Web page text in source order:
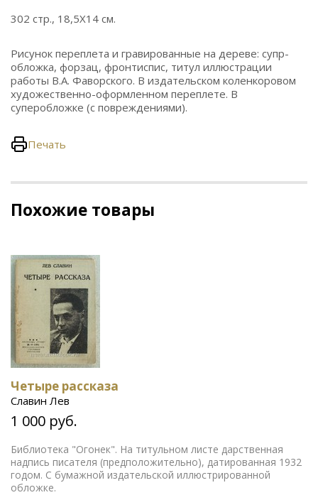
302 стр., 18,5Х14 см.
Рисунок переплета и гравированные на дереве: супр-
обложка, форзац, фронтиспис, титул иллюстрации
работы В.А. Фаворского. В издательском коленкоровом
художественно-оформленном переплете. В
суперобложке (с повреждениями).
Печать
Похожие товары
Четыре рассказа
Славин Лев
1 000 руб.
Библиотека "Огонек". На титульном листе дарственная
надпись писателя (предположительно), датированная 1932
годом. С бумажной издательской иллюстрированной
обложке.